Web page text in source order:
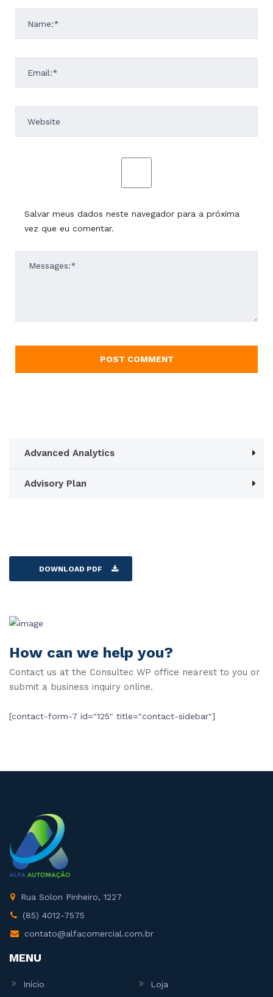
Salvar meus dados neste navegador para a próxima
vez que eu comentar.
Advanced Analytics
Advisory Plan
DOWNLOAD PDF
How can we help you?
Contact us at the Consultec WP office nearest to you or
submit a business inquiry online.
[contact-form-7 id="125" title="contact-sidebar"]
Rua Solon Pinheiro, 1227
(85) 4012-7575
contato@alfacomercial.com.br
MENU
Início Loja